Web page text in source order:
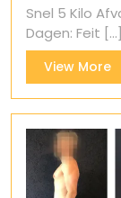
Snel 5 Kilo
Dagen: Feit [...]
View More